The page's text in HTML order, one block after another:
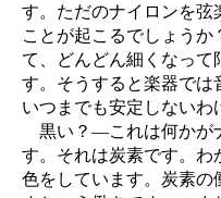
す。ただのナイロンを弦
ことが起こるでしょう
て、どんどん細くなって
す。そうすると楽器では
いつまでも安定しないわ
黒い？—これは何かが
す。それは炭素です。わ
色をしています。炭素の